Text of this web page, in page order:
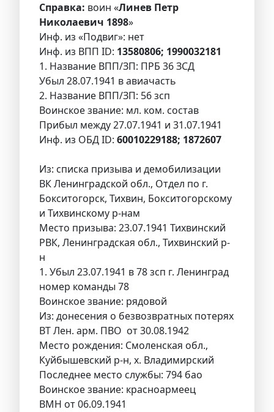
Справка: воин «Линев Петр
Николаевич 1898»
Инф. из «Подвиг»: нет
Инф. из ВПП ID: 13580806; 1990032181
1. Название ВПП/ЗП: ПРБ 36 ЗСД
Убыл 28.07.1941 в авиачасть
2. Название ВПП/ЗП: 56 зсп
Воинское звание: мл. ком. состав
Прибыл между 27.07.1941 и 31.07.1941
Инф. из ОБД ID: 60010229188; 1872607
Из: списка призыва и демобилизации
ВК Ленинградской обл., Отдел по г.
Бокситогорск, Тихвин, Бокситогорскому
и Тихвинскому р-нам
Место призыва: 23.07.1941 Тихвинский
РВК, Ленинградская обл., Тихвинский р-
н
1. Убыл 23.07.1941 в 78 зсп г. Ленинград
номер команды 78
Воинское звание: рядовой
Из: донесения о безвозвратных потерях
ВТ Лен. арм. ПВО от 30.08.1942
Место рождения: Смоленская обл.,
Куйбышевский р-н, х. Владимирский
Последнее место службы: 794 бао
Воинское звание: красноармеец
ВМН от 06.09.1941